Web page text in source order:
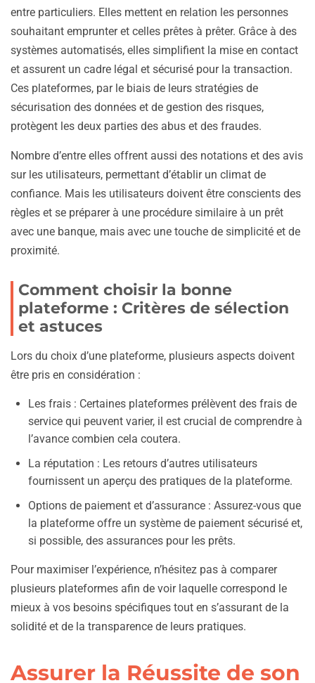
entre particuliers. Elles mettent en relation les personnes
souhaitant emprunter et celles prêtes à prêter. Grâce à des
systèmes automatisés, elles simplifient la mise en contact
et assurent un cadre légal et sécurisé pour la transaction.
Ces plateformes, par le biais de leurs stratégies de
sécurisation des données et de gestion des risques,
protègent les deux parties des abus et des fraudes.
Nombre d’entre elles offrent aussi des notations et des avis
sur les utilisateurs, permettant d’établir un climat de
confiance. Mais les utilisateurs doivent être conscients des
règles et se préparer à une procédure similaire à un prêt
avec une banque, mais avec une touche de simplicité et de
proximité.
Comment choisir la bonne
plateforme : Critères de sélection
et astuces
Lors du choix d’une plateforme, plusieurs aspects doivent
être pris en considération :
Les frais : Certaines plateformes prélèvent des frais de
service qui peuvent varier, il est crucial de comprendre à
l’avance combien cela coutera.
La réputation : Les retours d’autres utilisateurs
fournissent un aperçu des pratiques de la plateforme.
Options de paiement et d’assurance : Assurez-vous que
la plateforme offre un système de paiement sécurisé et,
si possible, des assurances pour les prêts.
Pour maximiser l’expérience, n’hésitez pas à comparer
plusieurs plateformes afin de voir laquelle correspond le
mieux à vos besoins spécifiques tout en s’assurant de la
solidité et de la transparence de leurs pratiques.
Assurer la Réussite de son